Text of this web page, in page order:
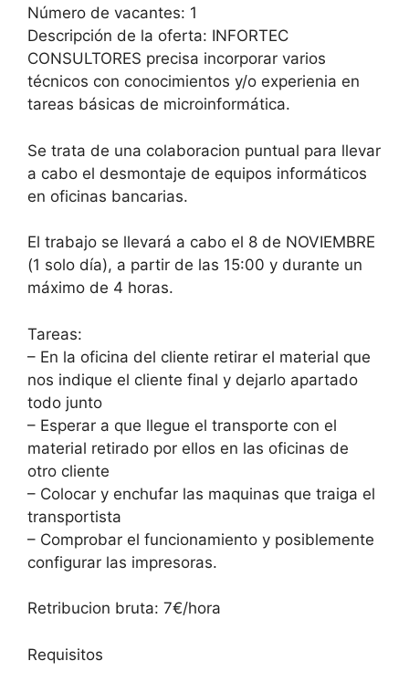
Número de vacantes: 1
Descripción de la oferta: INFORTEC
CONSULTORES precisa incorporar varios
técnicos con conocimientos y/o experienia en
tareas básicas de microinformática.
Se trata de una colaboracion puntual para llevar
a cabo el desmontaje de equipos informáticos
en oficinas bancarias.
El trabajo se llevará a cabo el 8 de NOVIEMBRE
(1 solo día), a partir de las 15:00 y durante un
máximo de 4 horas.
Tareas:
– En la oficina del cliente retirar el material que
nos indique el cliente final y dejarlo apartado
todo junto
– Esperar a que llegue el transporte con el
material retirado por ellos en las oficinas de
otro cliente
– Colocar y enchufar las maquinas que traiga el
transportista
– Comprobar el funcionamiento y posiblemente
configurar las impresoras.
Retribucion bruta: 7€/hora
Requisitos